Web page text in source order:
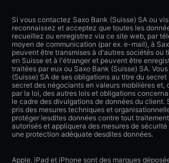
Si vous contactez Saxo Bank (Suisse) SA ou
reconnaissez et acceptez que toutes les
recueillez ou enregistrez via ce site web, par
moyen de communication (par ex. e-mail), à
peuvent être transmises à d'autres sociétés ou
en Suisse et à l'étranger et peuvent être
traitées par eux ou Saxo Bank (Suisse) SA.
(Suisse) SA de ses obligations au titre du
secret des négociants en valeurs mobilières et,
par la loi, des autres lois et obligations
le cadre des divulgations de données du client.
pris des mesures techniques et
protéger lesdites données contre tout
autorisés et appliquera des mesures de
une protection adéquate desdites données.
Apple, iPad et iPhone sont des marques